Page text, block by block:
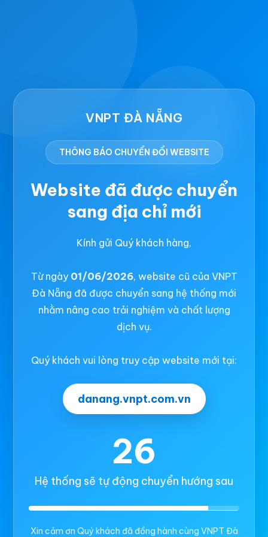
VNPT ĐÀ NẴNG
THÔNG BÁO CHUYỂN ĐỔI WEBSITE
Website đã được chuyển
sang địa chỉ mới
Kính gửi Quý khách hàng,
Từ ngày 01/06/2026, website cũ của VNPT
Đà Nẵng đã được chuyển sang hệ thống mới
nhằm nâng cao trải nghiệm và chất lượng
dịch vụ.
Quý khách vui lòng truy cập website mới tại:
danang.vnpt.com.vn
26
Hệ thống sẽ tự động chuyển hướng sau
Xin cảm ơn Quý khách đã đồng hành cùng VNPT Đà